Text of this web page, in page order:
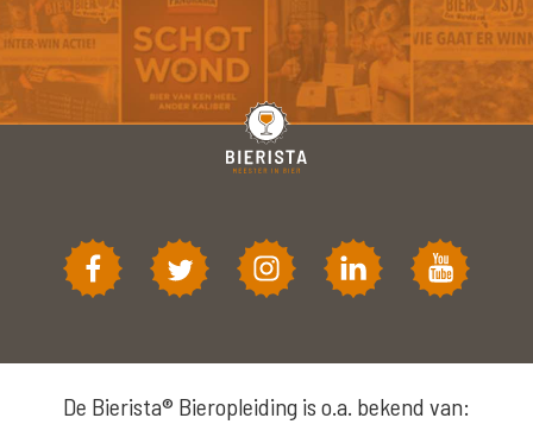
De Bierista® Bieropleiding is o.a. bekend van: